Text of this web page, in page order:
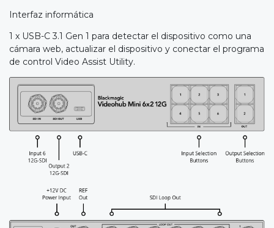
Interfaz informática
1 x USB-C 3.1 Gen 1 para detectar el dispositivo como una
cámara web, actualizar el dispositivo y conectar el programa
de control Video Assist Utility.